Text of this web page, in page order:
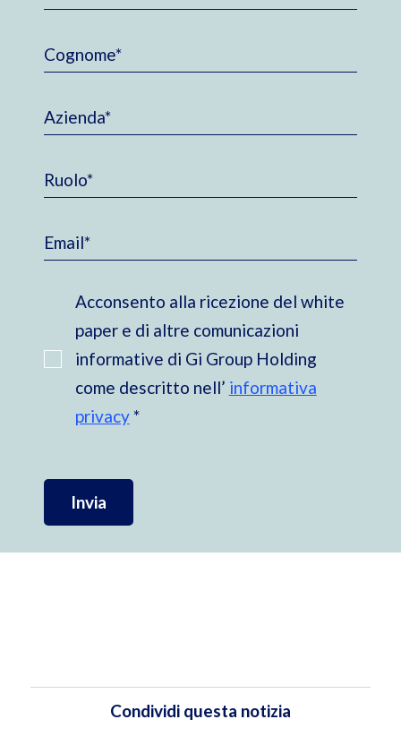
Acconsento alla ricezione del white
paper e di altre comunicazioni
informative di Gi Group Holding
come descritto nell’ informativa
privacy*
Invia
Condividi questa notizia